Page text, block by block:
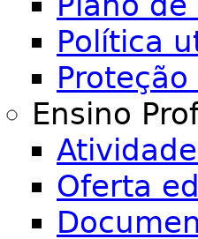
Política
Ensino
Oferta